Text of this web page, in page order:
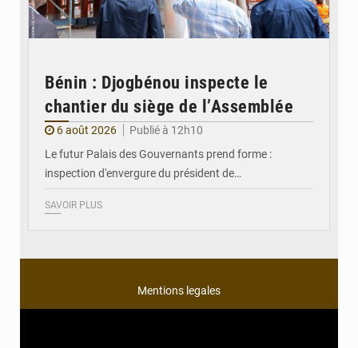
Bénin : Djogbénou inspecte le
chantier du siège de l’Assemblée
6 août 2026
Publié à 12h10
Le futur Palais des Gouvernants prend forme :
inspection d'envergure du président de…
SAVOIR PLUS
Mentions legales